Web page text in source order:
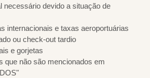
necessário devido a situação de
internacionais e taxas aeroportuárias
ou check-out tardio
e gorjetas
que não são mencionados em